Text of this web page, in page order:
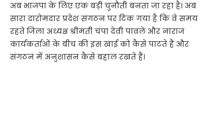
अब भाजपा के लिए एक बड़ी चुनौती बनता जा रहा है। अब
सारा दारोमदार प्रदेश संगठन पर टिक गया है कि वे समय
रहते जिला अध्यक्ष श्रीमती चंपा देवी पावले और नाराज
कार्यकर्ताओं के बीच की इस खाई को कैसे पाटते हैं और
संगठन में अनुशासन कैसे बहाल रखते हैं।